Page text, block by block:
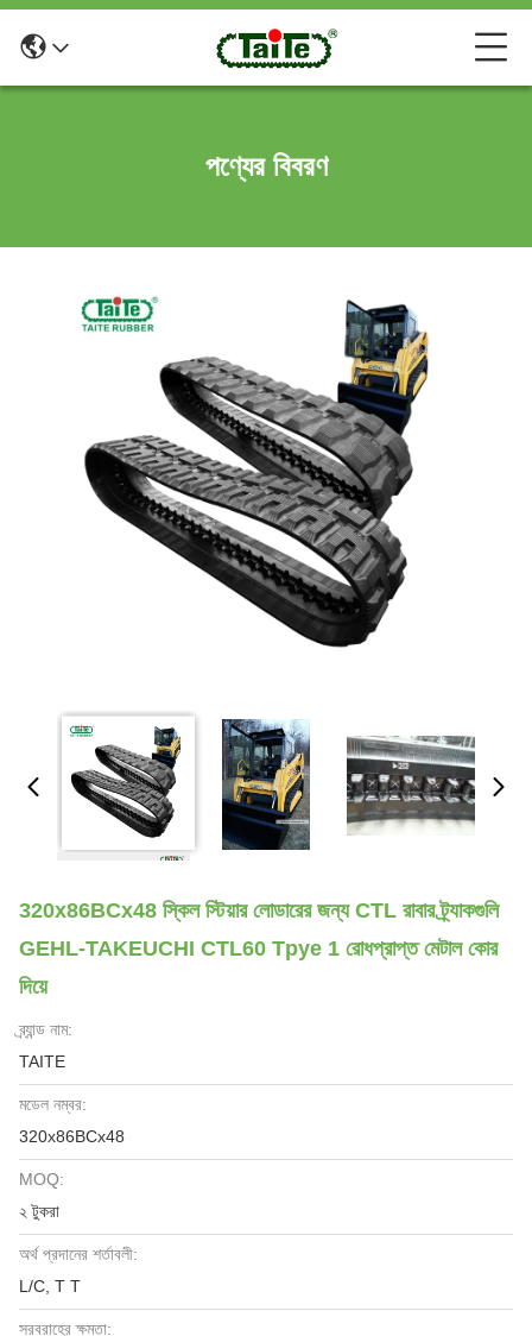
পণ্যের বিবরণ
320x86BCx48 স্কিল স্টিয়ার লোডারের জন্য CTL রাবার ট্র্যাকগুলি
GEHL-TAKEUCHI CTL60 Tpye 1 রোধপ্রাপ্ত মেটাল কোর
দিয়ে
ব্র্যান্ড নাম:
TAITE
মডেল নম্বর:
320x86BCx48
MOQ:
২ টুকরা
অর্থ প্রদানের শর্তাবলী:
L/C, T T
সরবরাহের ক্ষমতা: